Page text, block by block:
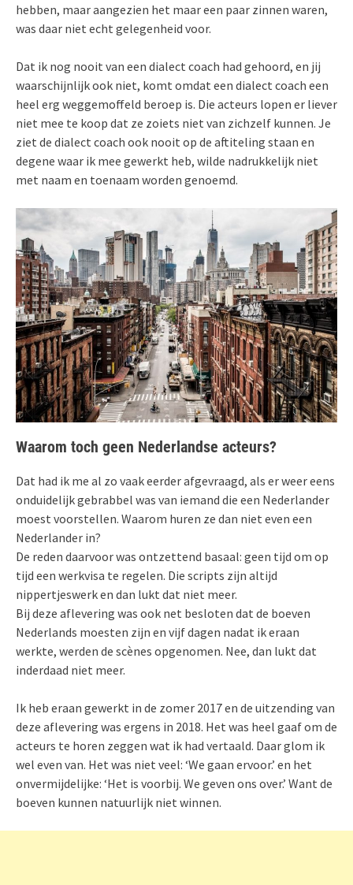
hebben, maar aangezien het maar een paar zinnen waren,
was daar niet echt gelegenheid voor.
Dat ik nog nooit van een dialect coach had gehoord, en jij
waarschijnlijk ook niet, komt omdat een dialect coach een
heel erg weggemoffeld beroep is. Die acteurs lopen er liever
niet mee te koop dat ze zoiets niet van zichzelf kunnen. Je
ziet de dialect coach ook nooit op de aftiteling staan en
degene waar ik mee gewerkt heb, wilde nadrukkelijk niet
met naam en toenaam worden genoemd.
Waarom toch geen Nederlandse acteurs?
Dat had ik me al zo vaak eerder afgevraagd, als er weer eens
onduidelijk gebrabbel was van iemand die een Nederlander
moest voorstellen. Waarom huren ze dan niet even een
Nederlander in?
De reden daarvoor was ontzettend basaal: geen tijd om op
tijd een werkvisa te regelen. Die scripts zijn altijd
nippertjeswerk en dan lukt dat niet meer.
Bij deze aflevering was ook net besloten dat de boeven
Nederlands moesten zijn en vijf dagen nadat ik eraan
werkte, werden de scènes opgenomen. Nee, dan lukt dat
inderdaad niet meer.
Ik heb eraan gewerkt in de zomer 2017 en de uitzending van
deze aflevering was ergens in 2018. Het was heel gaaf om de
acteurs te horen zeggen wat ik had vertaald. Daar glom ik
wel even van. Het was niet veel: ‘We gaan ervoor.’ en het
onvermijdelijke: ‘Het is voorbij. We geven ons over.’ Want de
boeven kunnen natuurlijk niet winnen.